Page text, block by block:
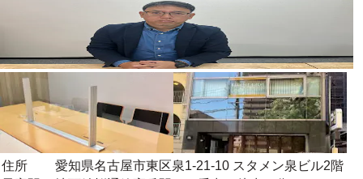
住所
愛知県名古屋市東区泉1-21-10 スタメン泉ビル2階